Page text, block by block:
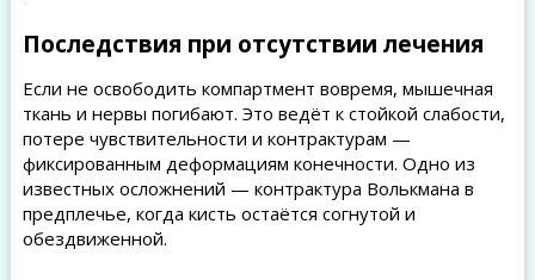
Последствия при отсутствии лечения
Если не освободить компартмент вовремя, мышечная
ткань и нервы погибают. Это ведёт к стойкой слабости,
потере чувствительности и контрактурам —
фиксированным деформациям конечности. Одно из
известных осложнений — контрактура Волькмана в
предплечье, когда кисть остаётся согнутой и
обездвиженной.